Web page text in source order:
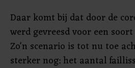
Daar komt bij dat door de
werd gevreesd voor een
Zo'n scenario is tot nu toe
sterker nog: het aantal